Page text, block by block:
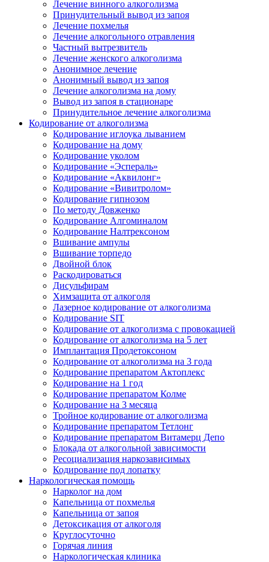
Лечение винного алкоголизма
Принудительный вывод из запоя
Лечение похмелья
Лечение алкогольного отравления
Частный вытрезвитель
Лечение женского алкоголизма
Анонимное лечение
Анонимный вывод из запоя
Лечение алкоголизма на дому
Вывод из запоя в стационаре
Принудительное лечение алкоголизма
Кодирование от алкоголизма
Кодирование иглоука лыванием
Кодирование на дому
Кодирование уколом
Кодирование «Эспераль»
Кодирование «Аквилонг»
Кодирование «Вивитролом»
Кодирование гипнозом
По методу Довженко
Кодирование Алгоминалом
Кодирование Налтрексоном
Вшивание ампулы
Вшивание торпедо
Двойной блок
Раскодироваться
Дисульфирам
Химзащита от алкоголя
Лазерное кодирование от алкоголизма
Кодирование SIT
Кодирование от алкоголизма с провокацией
Кодирование от алкоголизма на 5 лет
Имплантация Продетоксоном
Кодирование от алкоголизма на 3 года
Кодирование препаратом Актоплекс
Кодирование на 1 год
Кодирование препаратом Колме
Кодирование на 3 месяца
Тройное кодирование от алкоголизма
Кодирование препаратом Тетлонг
Кодирование препаратом Витамерц Депо
Блокада от алкогольной зависимости
Ресоциализация наркозависимых
Кодирование под лопатку
Наркологическая помощь
Нарколог на дом
Капельница от похмелья
Капельница от запоя
Детоксикация от алкоголя
Круглосуточно
Горячая линия
Наркологическая клиника